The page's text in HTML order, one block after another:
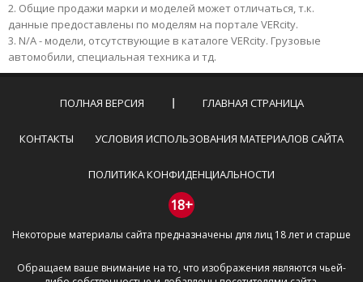
Общие продажи марки и моделей может отличаться, т.к.
данные предоставлены по моделям на портале VERcity.
N/A - модели, отсутствующие в каталоге VERcity. Грузовые
автомобили, специальная техника и тд.
ПОЛНАЯ ВЕРСИЯ ГЛАВНАЯ СТРАНИЦА
КОНТАКТЫ УСЛОВИЯ ИСПОЛЬЗОВАНИЯ МАТЕРИАЛОВ САЙТА
ПОЛИТИКА КОНФИДЕНЦИАЛЬНОСТИ
18+
Некоторые материалы сайта предназначены для лиц 18 лет и старше
Обращаем ваше внимание на то, что изображения являются чьей-